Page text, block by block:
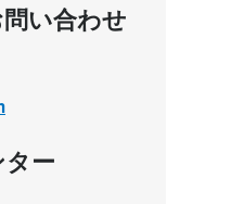
い合わせ
ー